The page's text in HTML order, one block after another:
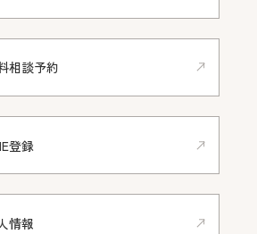
相談予約
登録
情報